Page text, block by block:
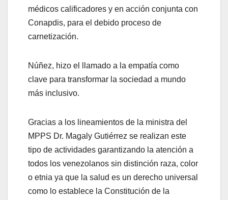
médicos calificadores y en acción conjunta con
Conapdis, para el debido proceso de
carnetización.
Núñez, hizo el llamado a la empatía como
clave para transformar la sociedad a mundo
más inclusivo.
Gracias a los lineamientos de la ministra del
MPPS Dr. Magaly Gutiérrez se realizan este
tipo de actividades garantizando la atención a
todos los venezolanos sin distinción raza, color
o etnia ya que la salud es un derecho universal
como lo establece la Constitución de la